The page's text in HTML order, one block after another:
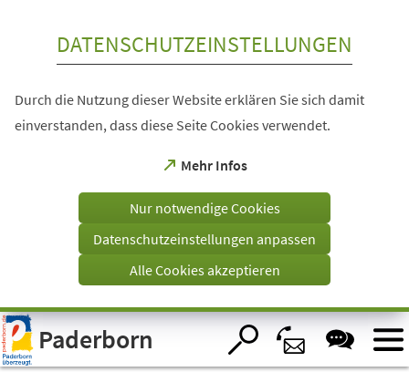
Visuelle
Assistenzsoftware
öffnen.
DATENSCHUTZEINSTELLUNGEN
Durch die Nutzung dieser Website erklären Sie sich damit
einverstanden, dass diese Seite Cookies verwendet.
Mehr Infos
(Öffnet
einem
Tab)
Nur notwendige Cookies
Datenschutzeinstellungen anpassen
Alle Cookies akzeptieren
Paderborn